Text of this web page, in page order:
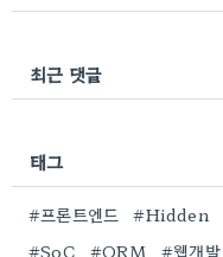
최근 댓글
태그
#프론트엔드 #Hidden
#SoC
#ORM #웹개발